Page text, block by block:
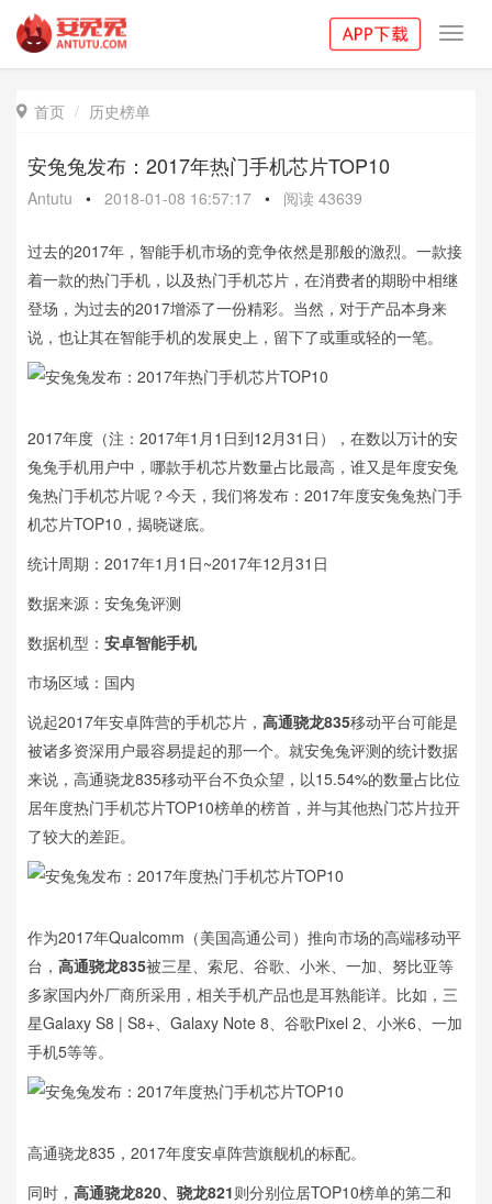
 首页 历史榜单
安兔兔发布：2017年热门手机芯片TOP10
Antutu • 2018-01-08 16:57:17 • 阅读 43639
过去的2017年，智能手机市场的竞争依然是那般的激烈。一款接
着一款的热门手机，以及热门手机芯片，在消费者的期盼中相继
登场，为过去的2017增添了一份精彩。当然，对于产品本身来
说，也让其在智能手机的发展史上，留下了或重或轻的一笔。
2017年度（注：2017年1月1日到12月31日），在数以万计的安
兔兔手机用户中，哪款手机芯片数量占比最高，谁又是年度安兔
兔热门手机芯片呢？今天，我们将发布：2017年度安兔兔热门手
机芯片TOP10，揭晓谜底。
统计周期：2017年1月1日~2017年12月31日
数据来源：安兔兔评测
数据机型： 安卓智能手机
市场区域：国内
说起2017年安卓阵营的手机芯片， 高通骁龙835移动平台可能是
被诸多资深用户最容易提起的那一个。就安兔兔评测的统计数据
来说，高通骁龙835移动平台不负众望，以15.54%的数量占比位
居年度热门手机芯片TOP10榜单的榜首，并与其他热门芯片拉开
了较大的差距。
作为2017年Qualcomm（美国高通公司）推向市场的高端移动平
台， 高通骁龙835被三星、索尼、谷歌、小米、一加、努比亚等
多家国内外厂商所采用，相关手机产品也是耳熟能详。比如，三
星Galaxy S8 | S8+、Galaxy Note 8、谷歌Pixel 2、小米6、一加
手机5等等。
高通骁龙835，2017年度安卓阵营旗舰机的标配。
同时， 高通骁龙820、骁龙821则分别位居TOP10榜单的第二和